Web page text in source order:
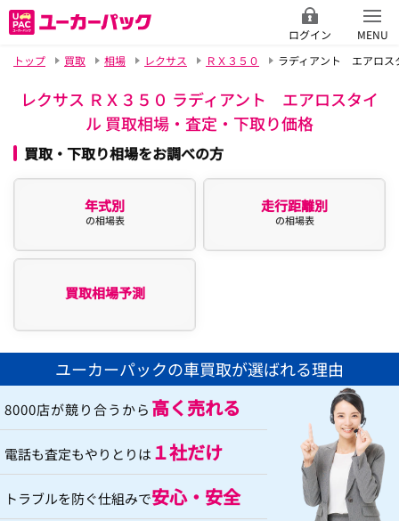
ログイン
MENU
トップ
買取 相場 レクサス ＲＸ３５０ ラディアント エアロス
レクサス ＲＸ３５０ ラディアント エアロスタイ
ル 買取相場・査定・下取り価格
買取・下取り相場をお調べの方
年式別
の相場表
走行距離別
の相場表
買取相場予測
ユーカーパックの車買取が選ばれる理由
8000店が競り合うから 高く売れる
電話も査定もやりとりは １社だけ
トラブルを防ぐ仕組みで安心・安全